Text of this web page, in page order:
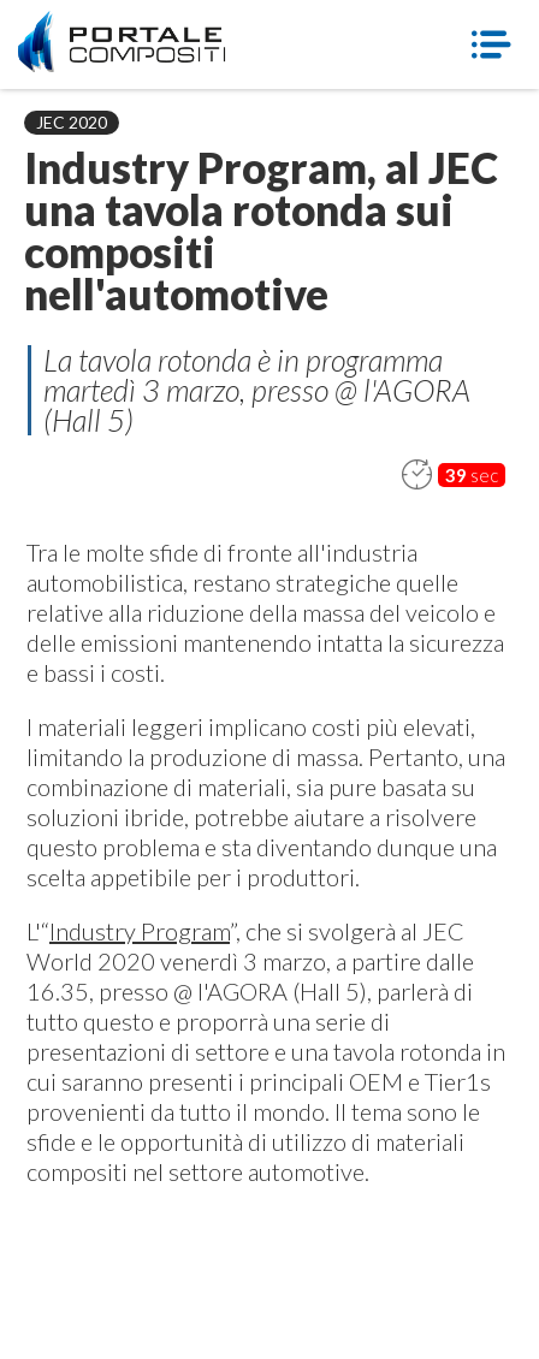
JEC 2020
Industry Program, al JEC
una tavola rotonda sui
compositi
nell'automotive
La tavola rotonda è in programma
martedì 3 marzo, presso @ l'AGORA
(Hall 5)
39 sec
Tra le molte sfide di fronte all'industria
automobilistica, restano strategiche quelle
relative alla riduzione della massa del veicolo e
delle emissioni mantenendo intatta la sicurezza
e bassi i costi.
I materiali leggeri implicano costi più elevati,
limitando la produzione di massa. Pertanto, una
combinazione di materiali, sia pure basata su
soluzioni ibride, potrebbe aiutare a risolvere
questo problema e sta diventando dunque una
scelta appetibile per i produttori.
L'“Industry Program”, che si svolgerà al JEC
World 2020 venerdì 3 marzo, a partire dalle
16.35, presso @ l'AGORA (Hall 5), parlerà di
tutto questo e proporrà una serie di
presentazioni di settore e una tavola rotonda in
cui saranno presenti i principali OEM e Tier1s
provenienti da tutto il mondo. Il tema sono le
sfide e le opportunità di utilizzo di materiali
compositi nel settore automotive.